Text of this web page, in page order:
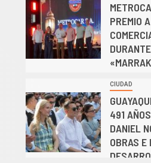
3
PREMIO
4
CIUDAD
491
DANIEL
OBRAS E
DEL
COMERCIO ENTRE
de 2026 zonastreaming